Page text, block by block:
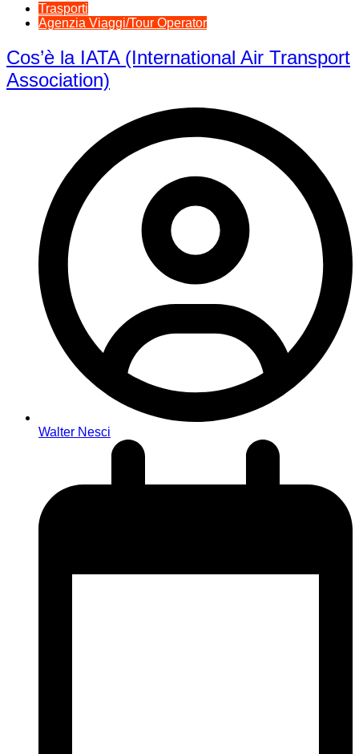
Trasporti
Agenzia Viaggi/Tour Operator
Cos’è la IATA (International Air Transport
Association)
Walter Nesci